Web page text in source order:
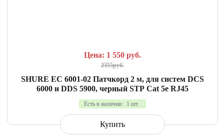
Цена: 1 550 руб.
2355руб.
SHURE EC 6001-02 Патчкорд 2 м, для систем DCS
6000 и DDS 5900, черный STP Cat 5e RJ45
Есть в наличии: 1 шт.
Купить